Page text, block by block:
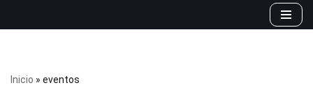
Inicio » eventos